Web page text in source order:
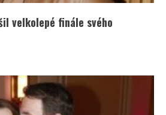
velkolepé finále svého